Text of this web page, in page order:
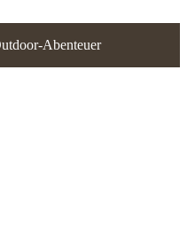
Abenteuer